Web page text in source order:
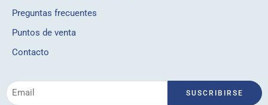
Preguntas frecuentes
Puntos de venta
Contacto